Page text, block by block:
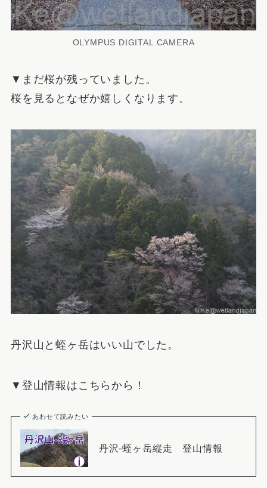
OLYMPUS DIGITAL CAMERA
▼まだ桜が残っていました。
桜を見るとなぜか嬉しくなります。
丹沢山と蛭ヶ岳はいい山でした。
▼登山情報はこちらから！
あわせて読みたい
丹沢-蛭ヶ岳縦走 登山情報